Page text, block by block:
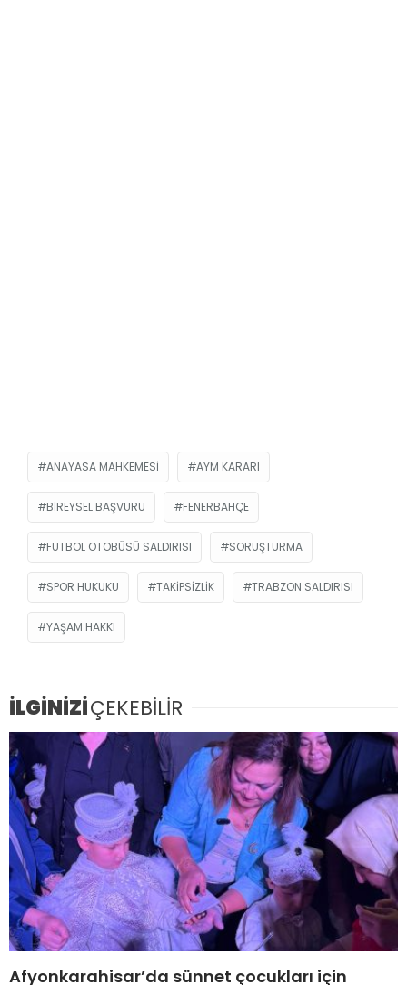
ANAYASA MAHKEMESI AYM KARARI
BIREYSEL BAŞVURU FENERBAHÇE
FUTBOL OTOBÜSÜ SALDIRISI SORUŞTURMA
SPOR HUKUKU TAKIPSIZLIK TRABZON SALDIRISI
YAŞAM HAKKI
İLGİNİZİÇEKEBİLİR
Afyonkarahisar’da sünnet çocukları için